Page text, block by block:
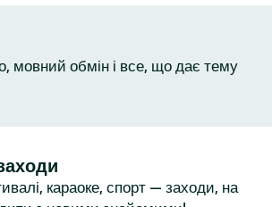
мовний обмін і все, що дає тему
караоке, спорт — заходи, на